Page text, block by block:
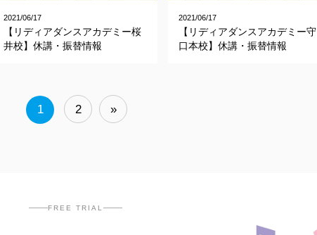
2021/06/17
【リディアダンスアカデミー桜
井校】休講・振替情報
2021/06/17
【リディアダンスアカデミー守
口本校】休講・振替情報
1 2 »
FREE TRIAL